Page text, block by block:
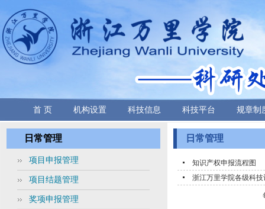
首 页 机构设置 科技信息 科技平台 规章制
日常管理
项目申报管理
项目结题管理
奖项申报管理
日常管理
知识产权申报流程图
浙江万里学院各级科